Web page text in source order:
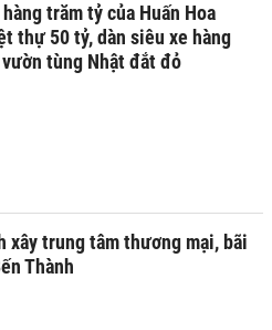
trăm tỷ của Huấn Hoa
thự 50 tỷ, dàn siêu xe hàng
tùng Nhật đắt đỏ
xây trung tâm thương mại, bãi
Thành